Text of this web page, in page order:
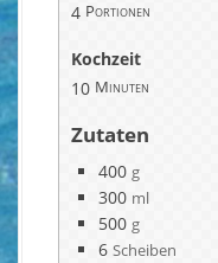
4 Portionen
Kochzeit
10 Minuten
Zutaten
400 g
300 ml
500 g
6 Scheiben